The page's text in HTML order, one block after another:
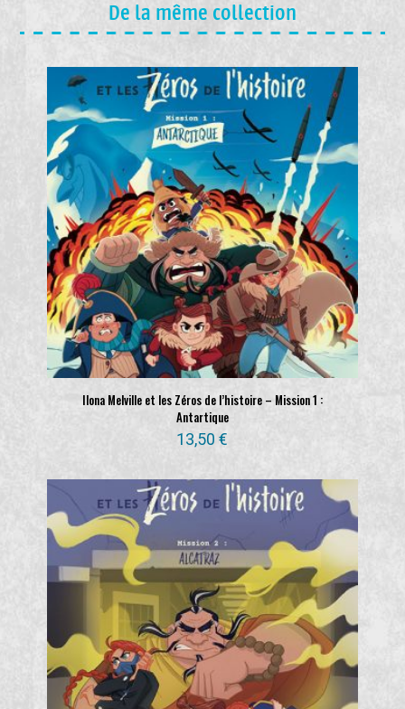
De la même collection
Ilona Melville et les Zéros de l’histoire – Mission 1 :
Antartique
13,50€